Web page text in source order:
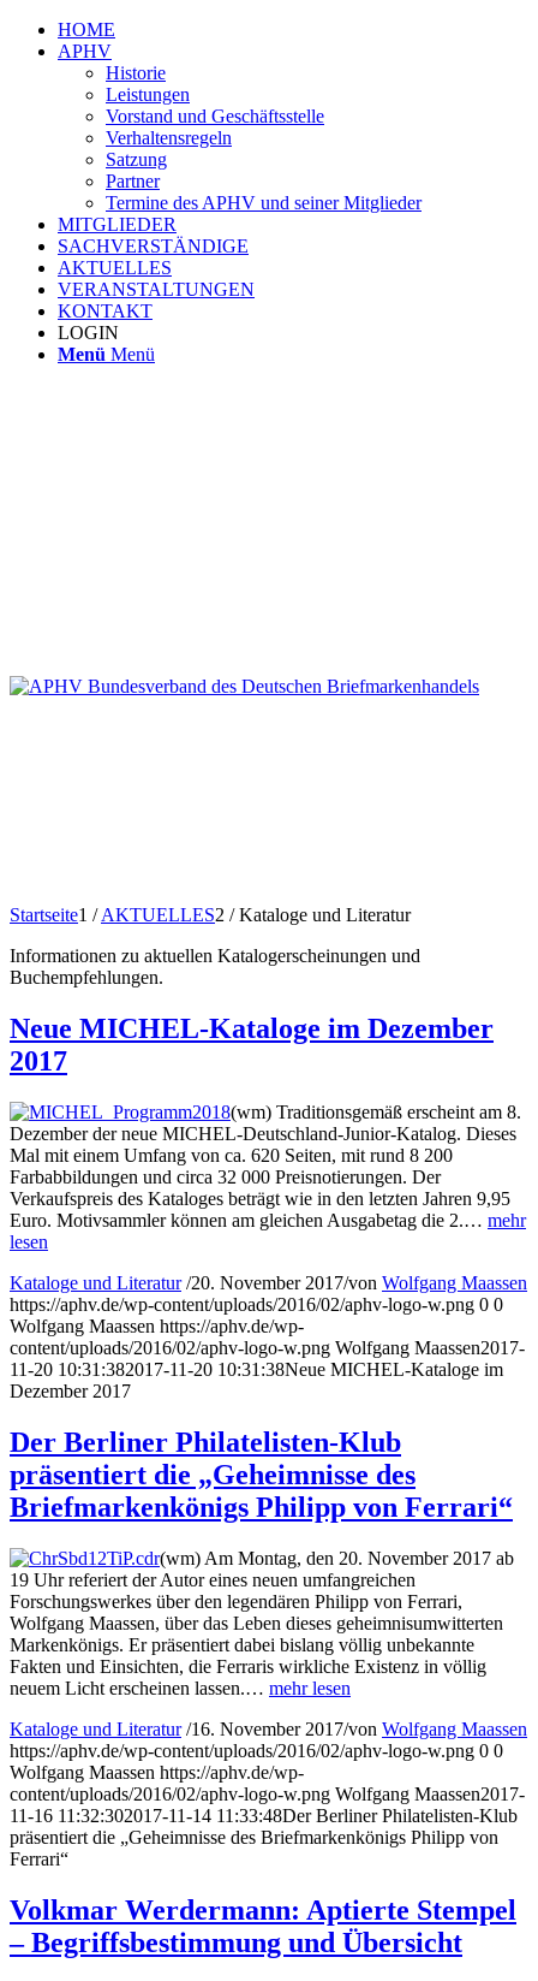
HOME
APHV
Historie
Leistungen
Vorstand und Geschäftsstelle
Verhaltensregeln
Satzung
Partner
Termine des APHV und seiner Mitglieder
MITGLIEDER
SACHVERSTÄNDIGE
AKTUELLES
VERANSTALTUNGEN
KONTAKT
LOGIN
Menü Menü
Startseite1 / AKTUELLES2 / Kataloge und Literatur
Informationen zu aktuellen Katalogerscheinungen und
Buchempfehlungen.
Neue MICHEL-Kataloge im Dezember
2017
(wm) Traditionsgemäß erscheint am 8.
Dezember der neue MICHEL-Deutschland-Junior-Katalog. Dieses
Mal mit einem Umfang von ca. 620 Seiten, mit rund 8 200
Farbabbildungen und circa 32 000 Preisnotierungen. Der
Verkaufspreis des Kataloges beträgt wie in den letzten Jahren 9,95
Euro. Motivsammler können am gleichen Ausgabetag die 2.… mehr
lesen
Kataloge und Literatur /20. November 2017/von Wolfgang Maassen
https://aphv.de/wp-content/uploads/2016/02/aphv-logo-w.png 0 0
Wolfgang Maassen https://aphv.de/wp-
content/uploads/2016/02/aphv-logo-w.png Wolfgang Maassen2017-
11-20 10:31:382017-11-20 10:31:38Neue MICHEL-Kataloge im
Dezember 2017
Der Berliner Philatelisten-Klub
präsentiert die „Geheimnisse des
Briefmarkenkönigs Philipp von Ferrari“
(wm) Am Montag, den 20. November 2017 ab
19 Uhr referiert der Autor eines neuen umfangreichen
Forschungswerkes über den legendären Philipp von Ferrari,
Wolfgang Maassen, über das Leben dieses geheimnisumwitterten
Markenkönigs. Er präsentiert dabei bislang völlig unbekannte
Fakten und Einsichten, die Ferraris wirkliche Existenz in völlig
neuem Licht erscheinen lassen.… mehr lesen
Kataloge und Literatur /16. November 2017/von Wolfgang Maassen
https://aphv.de/wp-content/uploads/2016/02/aphv-logo-w.png 0 0
Wolfgang Maassen https://aphv.de/wp-
content/uploads/2016/02/aphv-logo-w.png Wolfgang Maassen2017-
11-16 11:32:302017-11-14 11:33:48Der Berliner Philatelisten-Klub
präsentiert die „Geheimnisse des Briefmarkenkönigs Philipp von
Ferrari“
Volkmar Werdermann: Aptierte Stempel
– Begriffsbestimmung und Übersicht